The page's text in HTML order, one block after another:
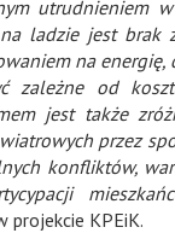
utrudnieniem
ladzie jest brak
na
zależne od
jest także
przez
konfliktów,
projekcie KPEiK.